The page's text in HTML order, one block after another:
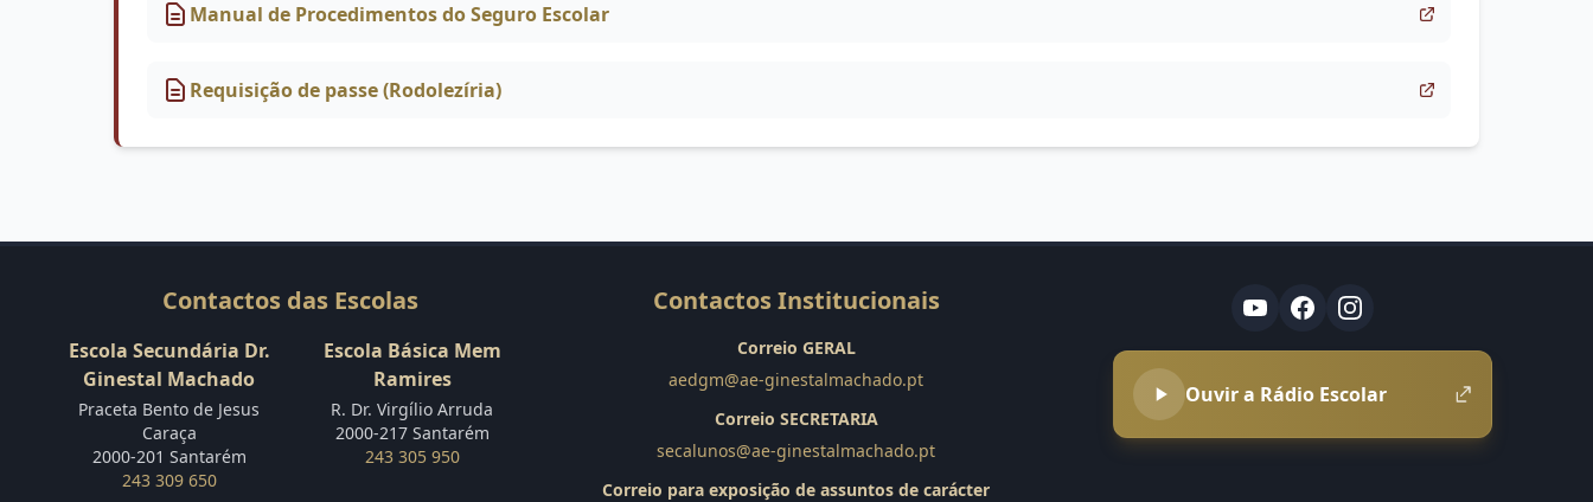
Manual de Procedimentos do Seguro Escolar
Requisição de passe (Rodolezíria)
Contactos das Escolas
Escola Secundária Dr.
Ginestal Machado
Praceta Bento de Jesus
Caraça
2000-201 Santarém
243 309 650
Escola Básica Mem
Ramires
R. Dr. Virgílio Arruda
2000-217 Santarém
243 305 950
Contactos Institucionais
Correio GERAL
aedgm@ae-ginestalmachado.pt
Correio SECRETARIA
secalunos@ae-ginestalmachado.pt
Correio para exposição de assuntos de carácter
Ouvir a Rádio Escolar